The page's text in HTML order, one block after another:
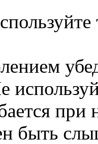
при
быть